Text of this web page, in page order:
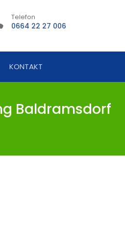
Telefon
0664 22 27 006
KONTAKT
Baldramsdorf